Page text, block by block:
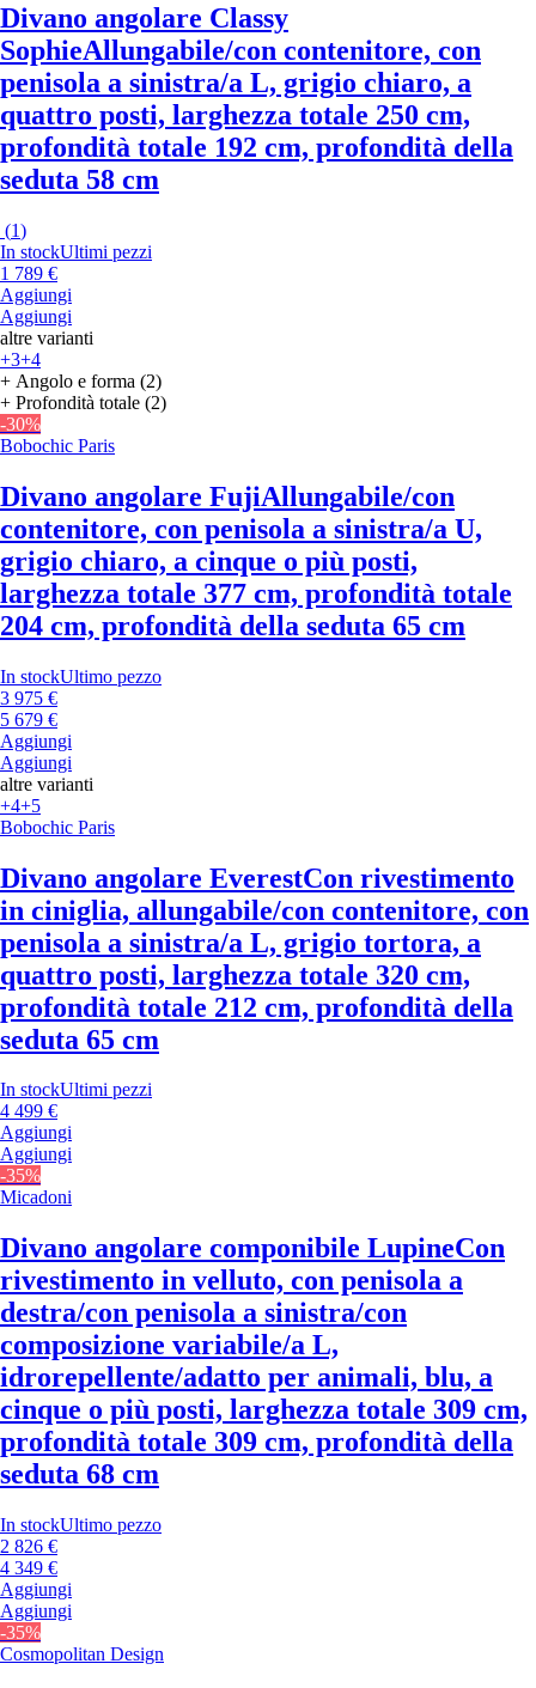
Divano angolare Classy
SophieAllungabile/con contenitore, con
penisola a sinistra/a L, grigio chiaro, a
quattro posti, larghezza totale 250 cm,
profondità totale 192 cm, profondità della
seduta 58 cm
(1)
In stockUltimi pezzi
1 789 €
Aggiungi
Aggiungi
altre varianti
+3+4
+ Angolo e forma (2)
+ Profondità totale (2)
-30%
Bobochic Paris
Divano angolare FujiAllungabile/con
contenitore, con penisola a sinistra/a U,
grigio chiaro, a cinque o più posti,
larghezza totale 377 cm, profondità totale
204 cm, profondità della seduta 65 cm
In stockUltimo pezzo
3 975 €
5 679 €
Aggiungi
Aggiungi
altre varianti
+4+5
Bobochic Paris
Divano angolare EverestCon rivestimento
in ciniglia, allungabile/con contenitore, con
penisola a sinistra/a L, grigio tortora, a
quattro posti, larghezza totale 320 cm,
profondità totale 212 cm, profondità della
seduta 65 cm
In stockUltimi pezzi
4 499 €
Aggiungi
Aggiungi
-35%
Micadoni
Divano angolare componibile LupineCon
rivestimento in velluto, con penisola a
destra/con penisola a sinistra/con
composizione variabile/a L,
idrorepellente/adatto per animali, blu, a
cinque o più posti, larghezza totale 309 cm,
profondità totale 309 cm, profondità della
seduta 68 cm
In stockUltimo pezzo
2 826 €
4 349 €
Aggiungi
Aggiungi
-35%
Cosmopolitan Design